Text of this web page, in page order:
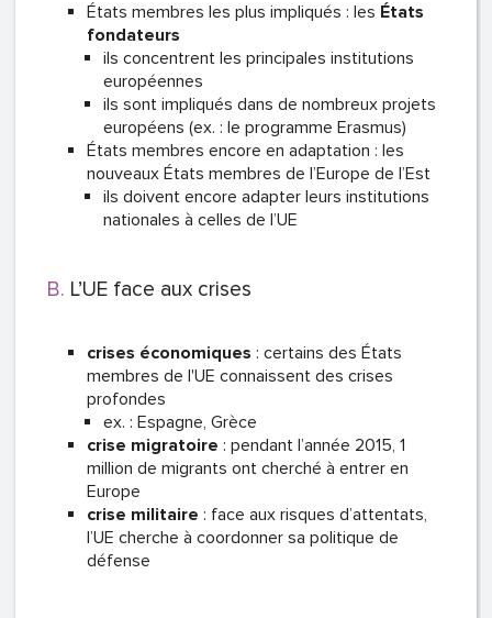
États membres les plus impliqués : les États
fondateurs
ils concentrent les principales institutions
européennes
ils sont impliqués dans de nombreux projets
européens (ex. : le programme Erasmus)
États membres encore en adaptation : les
nouveaux États membres de l’Europe de l’Est
ils doivent encore adapter leurs institutions
nationales à celles de l’UE
L’UE face aux crises
crises économiques : certains des États
membres de l'UE connaissent des crises
profondes
ex. : Espagne, Grèce
crise migratoire : pendant l’année 2015, 1
million de migrants ont cherché à entrer en
Europe
crise militaire : face aux risques d’attentats,
l’UE cherche à coordonner sa politique de
défense